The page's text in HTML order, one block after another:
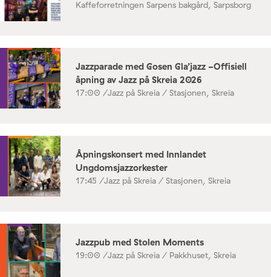
Kaffeforretningen Sarpens bakgård, Sarpsborg
Jazzparade med Gosen Gla’jazz -Offisiell
åpning av Jazz på Skreia 2026
17:00 /Jazz på Skreia / Stasjonen, Skreia
Åpningskonsert med Innlandet
Ungdomsjazzorkester
17:45 /Jazz på Skreia / Stasjonen, Skreia
Jazzpub med Stolen Moments
19:00 /Jazz på Skreia / Pakkhuset, Skreia